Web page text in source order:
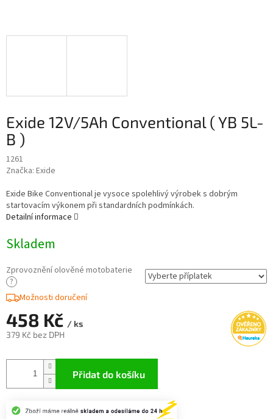
Exide 12V/5Ah Conventional ( YB 5L-
B )
1261
Značka: Exide
458 Kč / ks
379 Kč bez DPH
cena:
Skladem
Zprovoznění olověné motobaterie
?
Možnosti doručení
Přidat do košíku
Exide Bike Conventional je vysoce spolehlivý výrobek s dobrým
startovacím výkonem při standardních podmínkách.
Detailní informace